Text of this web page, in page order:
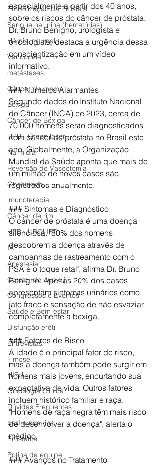
Embolização da Próstata
Sangue na urina (hematúrias)
Hérnia inguinal
Varicocele
metástases
Câncer de mama
Bexiga
Câncer de Bexiga
HPB - Green laser
Na mídia
Reversão de Vasectomia
Obesidade
imunoterapia
Câncer de rim
HPB - UROLIFT
IA
Anestesia
Cateter de duplo j
Congressos e Eventos
Saúde e Bem-estar
Disfunção erétil
Entrevistas
Fimose
HIFU
Oncologia Clínica
Dúvidas Frequentes
pedra nos rins
Prostatite
Rotina da equipe
especialmente a partir dos 40 anos,
sobre os riscos do câncer de próstata.
Dr. Bruno Benigno, urologista e
oncologista, destaca a urgência dessa
conscientização em um vídeo
informativo.
### Números Alarmantes
Segundo dados do Instituto Nacional
do Câncer (INCA) de 2023, cerca de
70.000 homens serão diagnosticados
com câncer de próstata no Brasil este
ano. Globalmente, a Organização
Mundial da Saúde aponta que mais de
um milhão de novos casos são
registrados anualmente.
### Sintomas e Diagnóstico
O câncer de próstata é uma doença
silenciosa. "80% dos homens
descobrem a doença através de
campanhas de rastreamento com o
PSA e o toque retal", afirma Dr. Bruno
Benigno. Apenas 20% dos casos
apresentam sintomas urinários como
jato fraco e sensação de não esvaziar
completamente a bexiga.
### Fatores de Risco
A idade é o principal fator de risco,
mas a doença também pode surgir em
homens mais jovens, encurtando sua
expectativa de vida. Outros fatores
incluem histórico familiar e raça.
"Homens de raça negra têm mais risco
de desenvolver a doença", alerta o
médico.
### Avanços no Tratamento